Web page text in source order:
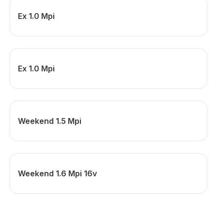
Ex 1.0 Mpi
Ex 1.0 Mpi
Weekend 1.5 Mpi
Weekend 1.6 Mpi 16v